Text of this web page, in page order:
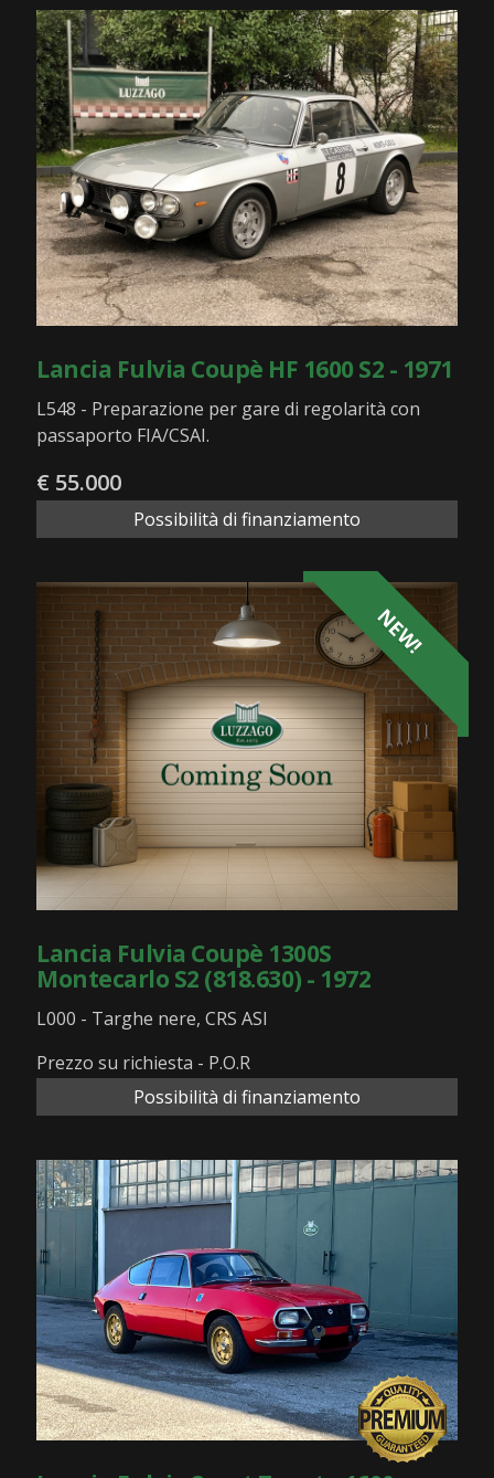
Lancia Fulvia Coupè HF 1600 S2 - 1971
L548 - Preparazione per gare di regolarità con
passaporto FIA/CSAI.
€ 55.000
Possibilità di finanziamento
NEW!
Lancia Fulvia Coupè 1300S
Montecarlo S2 (818.630) - 1972
L000 - Targhe nere, CRS ASI
Prezzo su richiesta - P.O.R
Possibilità di finanziamento